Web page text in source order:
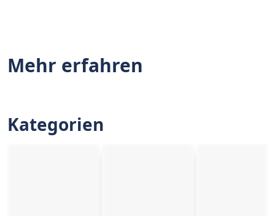
Mehr erfahren
Kategorien